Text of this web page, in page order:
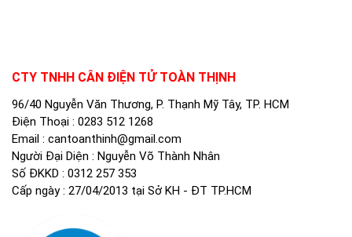
CTY TNHH CÂN ĐIỆN TỬ TOÀN THỊNH
96/40 Nguyễn Văn Thương, P. Thạnh Mỹ Tây, TP. HCM
Điện Thoại : 0283 512 1268
Email : cantoanthinh@gmail.com
Người Đại Diện : Nguyễn Võ Thành Nhân
Số ĐKKD : 0312 257 353
Cấp ngày : 27/04/2013 tại Sở KH - ĐT TP.HCM